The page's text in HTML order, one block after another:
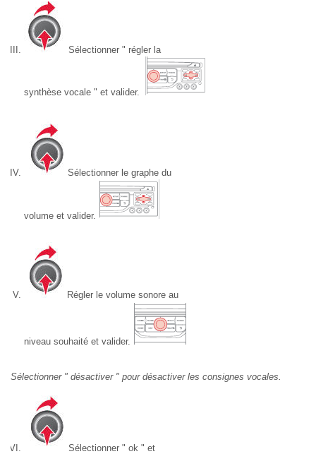
Sélectionner " régler la
synthèse vocale " et valider.
Sélectionner le graphe du
volume et valider.
Régler le volume sonore au
niveau souhaité et valider.
Sélectionner " désactiver " pour désactiver les consignes vocales.
Sélectionner " ok " et